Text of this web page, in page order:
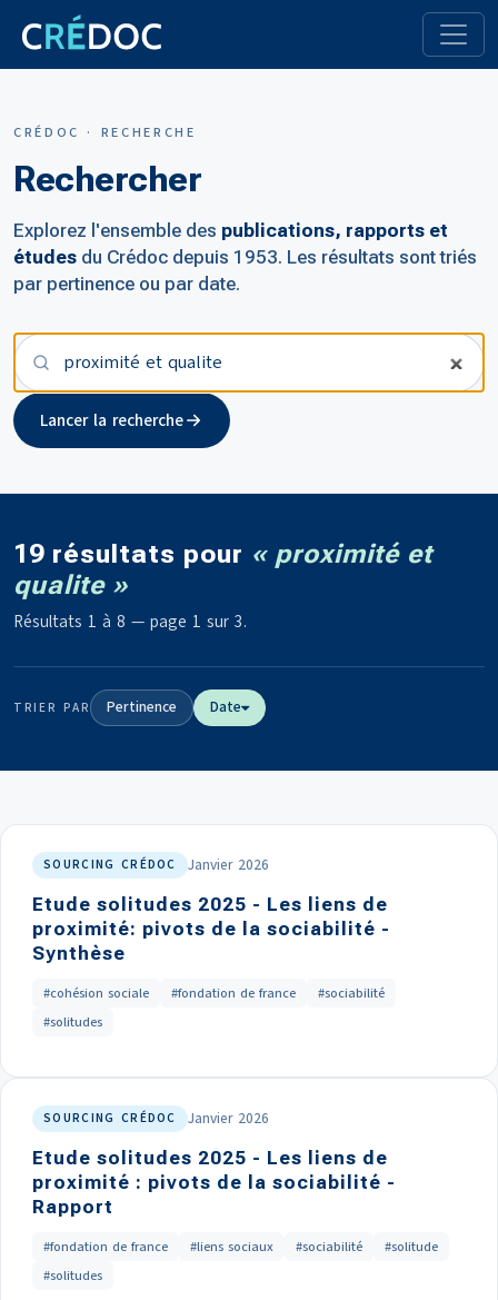
CRÉDOC · RECHERCHE
Rechercher
Explorez l'ensemble des publications, rapports et
études du Crédoc depuis 1953. Les résultats sont triés
par pertinence ou par date.
Votre recherche
Lancer la recherche
19 résultats pour « proximité et
qualite »
Résultats 1 à 8 — page 1 sur 3.
TRIER PAR Pertinence Date
SOURCING CRÉDOC Janvier 2026
Etude solitudes 2025 - Les liens de
proximité: pivots de la sociabilité -
Synthèse
#cohésion sociale #fondation de france
#sociabilité
#solitudes
SOURCING CRÉDOC Janvier 2026
Etude solitudes 2025 - Les liens de
proximité : pivots de la sociabilité -
Rapport
#fondation de france #liens sociaux #sociabilité
#solitude
#solitudes